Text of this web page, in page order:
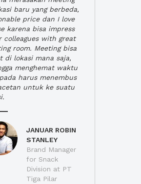
baru yang berbeda,
price dan I love
karena bisa impress
colleagues with great
room. Meeting bisa
di lokasi mana saja,
menghemat waktu
harus menembus
untuk ke suatu
JANUAR ROBIN
STANLEY
Brand Manager
for Snack
Division at PT
Tiga Pilar